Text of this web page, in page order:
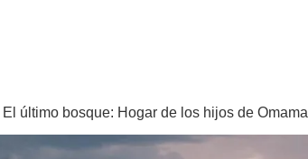
El último bosque: Hogar de los hijos de Omama